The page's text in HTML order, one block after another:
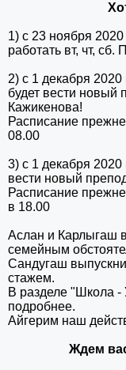
1) с 23 ноября 2020
работать вт, чт,
2) с 1 декабря
будет вести новый
Кажикенова!
Расписание
08.00
3) с 1 декабря 2020
вести новый
Расписание
в 18.00
Аслан и Карлыгаш
семейным
Сандугаш
стажем.
В разделе "Школа -
подробнее.
Айгерим наш
Ждем